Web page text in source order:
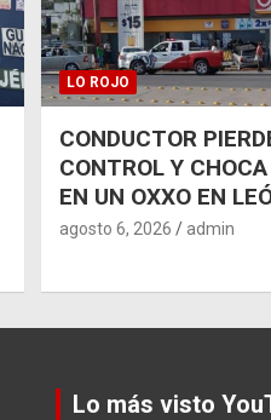
LO ROJO
CONDUCTOR
CONTROL Y
EN UN OXXO EN
agosto 6, 2026 admin
Lo más visto